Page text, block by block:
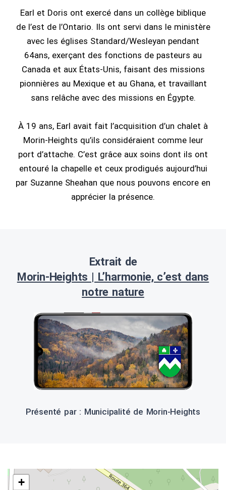
Earl et Doris ont exercé dans un collège biblique
de l’est de l’Ontario. Ils ont servi dans le ministère
avec les églises Standard/Wesleyan pendant
64ans, exerçant des fonctions de pasteurs au
Canada et aux États-Unis, faisant des missions
pionnières au Mexique et au Ghana, et travaillant
sans relâche avec des missions en Égypte.
À 19 ans, Earl avait fait l’acquisition d’un chalet à
Morin-Heights qu’ils considéraient comme leur
port d’attache. C’est grâce aux soins dont ils ont
entouré la chapelle et ceux prodigués aujourd’hui
par Suzanne Sheahan que nous pouvons encore en
apprécier la présence.
Extrait de
Morin-Heights | L’harmonie, c’est dans
notre nature
Présenté par : Municipalité de Morin-Heights
+